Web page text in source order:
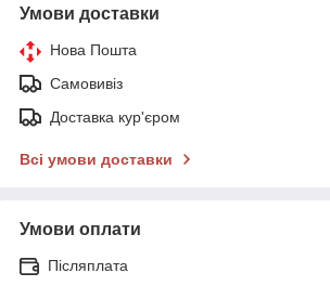
Умови доставки
Нова Пошта
Самовивіз
Доставка кур'єром
Всі умови доставки
Умови оплати
Післяплата